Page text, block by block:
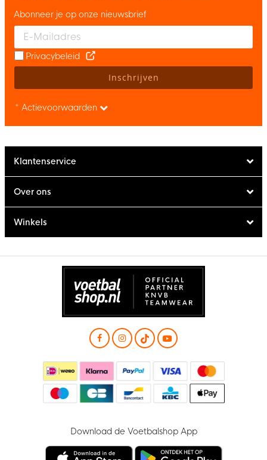
Enter your email and accept the privacy policy to subscribe to
Abonneer je op onze nieuwsbrief
Privacybeleid
Inschrijven
* Actievoorwaarden
Klantenservice
Over ons
Winkels
Download de Voetbalshop App